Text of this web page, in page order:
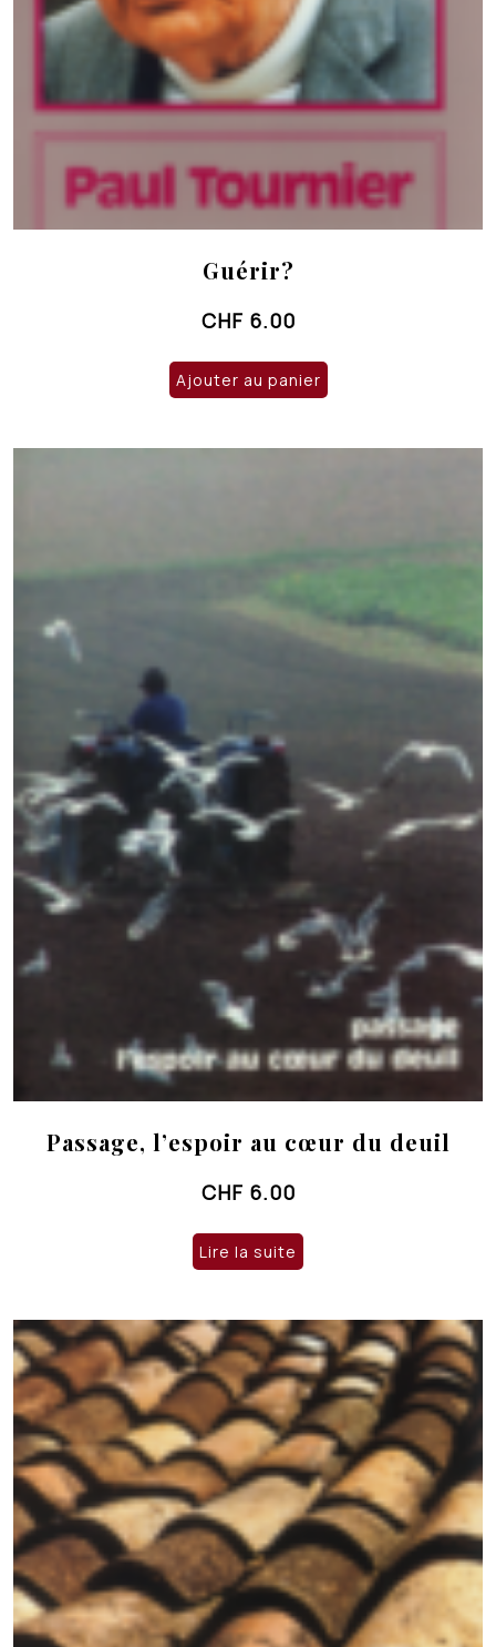
Guérir?
CHF 6.00
Ajouter au panier
Passage, l’espoir au cœur du deuil
CHF 6.00
Lire la suite